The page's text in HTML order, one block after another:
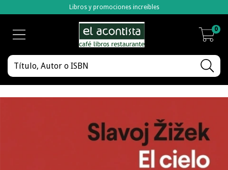
Libros y promociones increibles
0